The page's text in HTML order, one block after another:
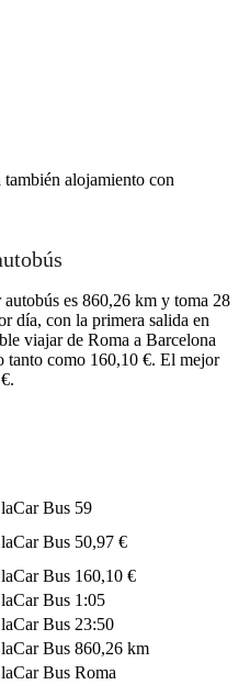
también alojamiento con
es 860,26 km y toma 28
día, con la primera salida en
viajar de Roma a Barcelona
tanto como 160,10 €. El mejor
Bus 59
Bus 50,97 €
Bus 160,10 €
Bus 1:05
Bus 23:50
Bus 860,26 km
Bus Roma